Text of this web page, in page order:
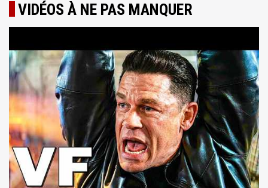
VIDÉOS À NE PAS MANQUER